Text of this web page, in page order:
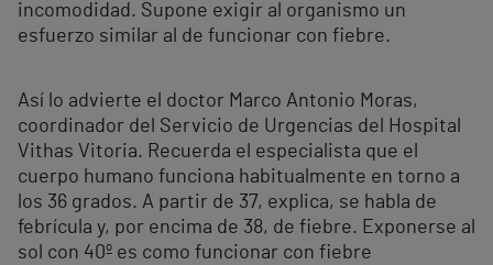
incomodidad. Supone exigir al organismo un
esfuerzo similar al de funcionar con fiebre.
Así lo advierte el doctor Marco Antonio Moras,
coordinador del Servicio de Urgencias del Hospital
Vithas Vitoria. Recuerda el especialista que el
cuerpo humano funciona habitualmente en torno a
los 36 grados. A partir de 37, explica, se habla de
febrícula y, por encima de 38, de fiebre. Exponerse al
sol con 40º es como funcionar con fiebre